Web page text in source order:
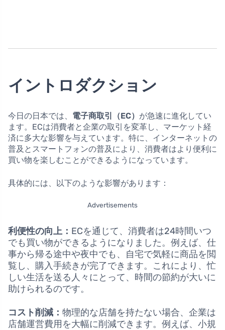
イントロダクション
今日の日本では、 電子商取引（EC） が急速に進化してい
ます。ECは消費者と企業の取引を変革し、マーケット経
済に多大な影響を与えています。特に、インターネットの
普及とスマートフォンの普及により、消費者はより便利に
買い物を楽しむことができるようになっています。
具体的には、以下のような影響があります：
Advertisements
利便性の向上： ECを通じて、消費者は24時間いつ
でも買い物ができるようになりました。例えば、仕
事から帰る途中や夜中でも、自宅で気軽に商品を閲
覧し、購入手続きが完了できます。これにより、忙
しい生活を送る人々にとって、時間の節約が大いに
助けられるのです。
コスト削減： 物理的な店舗を持たない場合、企業は
店舗運営費用を大幅に削減できます。例えば、小規